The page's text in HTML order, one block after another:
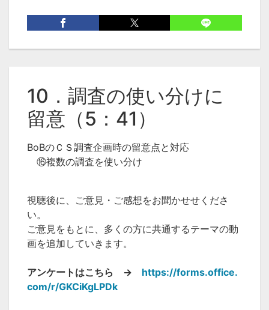
10．調査の使い分けに
留意（5：41）
BoBのＣＳ調査企画時の留意点と対応
⑯複数の調査を使い分け
視聴後に、ご意見・ご感想をお聞かせせくださ
い。
ご意見をもとに、多くの方に共通するテーマの動
画を追加していきます。
アンケートはこちら → https://forms.office.
com/r/GKCiKgLPDk